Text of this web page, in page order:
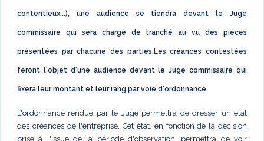
contentieux...), une audience se tiendra devant le Juge
commissaire qui sera chargé de tranché au vu des pièces
présentées par chacune des parties.Les créances contestées
feront l'objet d'une audience devant le Juge commissaire qui
fixera leur montant et leur rang par voie d'ordonnance.
L'ordonnance rendue par le Juge permettra de dresser un état
des créances de l'entreprise. Cet état, en fonction de la décision
prise à l'issue de la période d'observation, permettra de voir